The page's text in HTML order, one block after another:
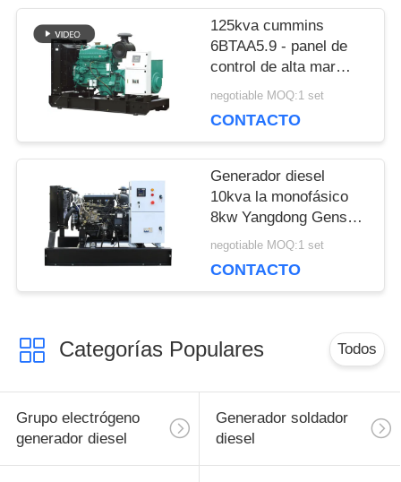
PRIVACY
POLICY
125kva cummins
6BTAA5.9 - panel de
control de alta mar
diesel del precio 100kw
Genset del motor G2
negotiable MOQ:1 set
CONTACTO
Generador diesel
10kva la monofásico
8kw Yangdong Genset
con el motor 220Volt de
negotiable MOQ:1 set
CONTACTO
Categorías Populares Todos
Grupo electrógeno
generador diesel
Generador soldador
diesel